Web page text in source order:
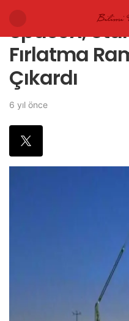
SpaceX,
Fırlatma
Çıkardı
6 yıl önce